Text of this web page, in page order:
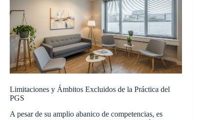
Limitaciones y Ámbitos Excluidos de la Práctica del
PGS
A pesar de su amplio abanico de competencias, es